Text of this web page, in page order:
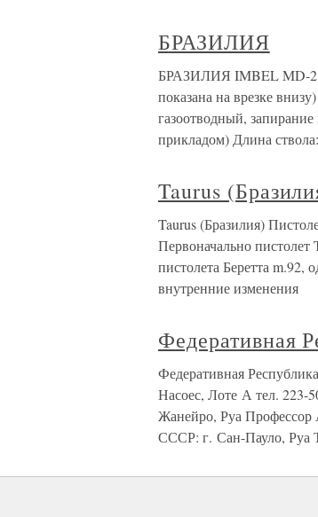
БРАЗИЛИЯ
БРАЗИЛИЯ IMBEL MD-2
показана на врезке
газоотводный,
прикладом) Длина
Taurus
Taurus (Бразилия)
Первоначально пистолет
пистолета Беретта m.92,
внутренние изменения
Федеративная
Федеративная
Насоес, Лоте А тел. 223-
Жанейро, Руа Профессор
СССР: г. Сан-Пауло, Руа